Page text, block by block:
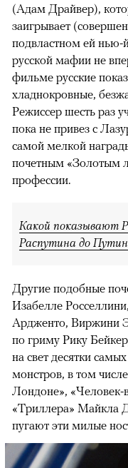
(Адам Драйвер),
заигрывает
подвластном ей нью-
русской мафии не
фильме русские
хладнокровные,
Режиссер шесть раз
пока не привез с
самой мелкой
почетным «Золотым
профессии.
Какой показывают
Распутина до
Другие подобные
Изабелле
Ардженто, Виржини
по гриму Рику
на свет десятки
монстров, в том
Лондоне», «Человек-
«Триллера» Майкла
пугают эти милые